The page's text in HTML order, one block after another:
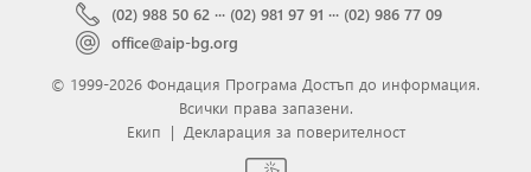
(02) 988 50 62 ··· (02) 981 97 91 ··· (02) 986 77 09
office@aip-bg.org
© 1999-2026 Фондация Програма Достъп до информация.
Всички права запазени.
Екип | Декларация за поверителност